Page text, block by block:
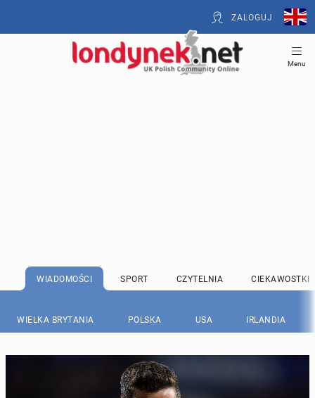
ZALOGUJ
Menu
WIADOMOŚCI SPORT CZYTELNIA CIEKAWOSTKI
WIELKA BRYTANIA POLSKA USA IRLANDIA